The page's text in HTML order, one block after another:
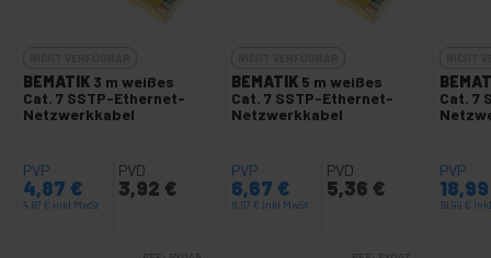
BEMATIK 3 m weißes
Cat. 7 SSTP-Ethernet-
Netzwerkkabel
PVP
4,87 €
4,87 € inkl MwSt
PVD
3,92 €
BEMATIK 5 m weißes
Cat. 7 SSTP-Ethernet-
Netzwerkkabel
PVP
6,67 €
6,67 € inkl MwSt
PVD
5,36 €
Cat. 7
PVP
18,99 €